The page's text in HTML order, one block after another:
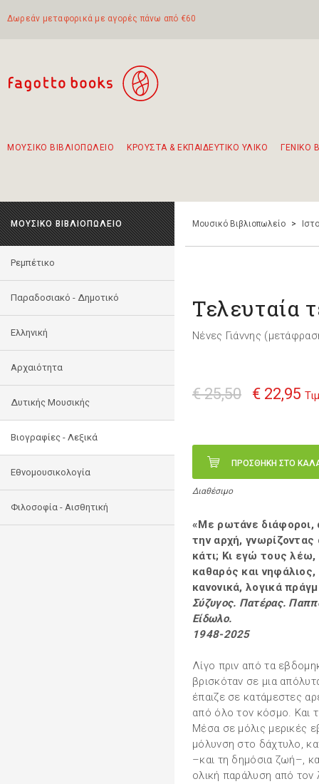
Δωρεάν μεταφορικά με αγορές πάνω από €60
ΜΟΥΣΙΚΟ ΒΙΒΛΙΟΠΩΛΕΙΟ ΚΡΟΥΣΤΑ & ΕΚΠΑΙΔΕΥΤΙΚΟ ΥΛΙΚΟ ΓΕΝΙΚΟ
ΜΟΥΣΙΚΟ ΒΙΒΛΙΟΠΩΛΕΙΟ
Ρεμπέτικο
Παραδοσιακό - Δημοτικό
Ελληνική
Αρχαιότητα
Δυτικής Μουσικής
Βιογραφίες - Λεξικά
Εθνομουσικολογία
Φιλοσοφία - Αισθητική
Μουσικό Βιβλιοπωλείο >
Τελευταία
Νένες Γιάννης
€ 25,50 € 22,95
ΠΡΟΣΘΗΚΗ ΣΤΟ
Διαθέσιμο
«Mε ρωτάνε διάφοροι,
την αρχή,
κάτι; Κι εγώ τους λέω,
καθαρός και
κανονικά, λογικά
Σύζυγος. Πατέρας.
Είδωλο.
1948-2025
Λίγο πριν από τα
βρισκόταν σε μια
έπαιζε σε κατάμεστες
από όλο τον κόσμο. Και
Μέσα σε μόλις μερικές
μόλυνση στο δάχτυλο,
–και τη δημόσια ζωή–,
ολική παράλυση από